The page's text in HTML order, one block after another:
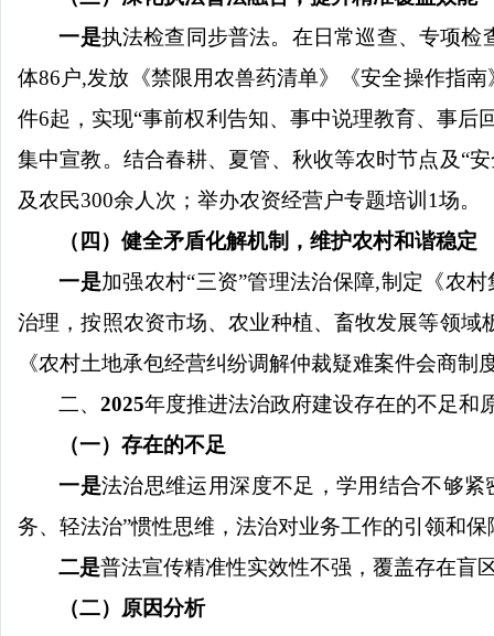
一是执法检查同步普法。在日常巡查、专项检
体86 户,发放《禁限用农兽药清单》《安全操作指
件6起 ， 实现“事前权利告知、事中说理教育、事后
集中宣教。 结合春耕、夏管、秋收等农时节点及“
及农民300余人次；举办农资经营户专题培训 1场。
（ 四 ）健全矛盾化解机制，维护农村和谐稳定
一是加强农村“三资”管理法治保障,制定《农村
治理，按照农资市场、农业种植、畜牧发展等领域
《农村土地承包经营纠纷调解仲裁疑难案件会商制
二、2025年度推进法治政府建设存在的不足和
（一）存在的不足
一是法治思维运用深度不足，学用结合不够
务、轻法治”惯性思维，法治对业务工作的引领和
二是普法宣传精准性实效性不强，覆盖存在盲
（二）原因分析